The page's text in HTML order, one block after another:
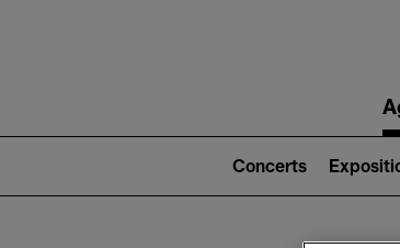
navigation
2)
Concerts